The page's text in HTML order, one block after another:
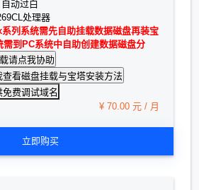
动过白
处理器
列系统需先自助挂载数据磁盘再装宝
需到PC系统中自助创建数据磁盘分
免费调试域名
¥ 70.00 元 / 月
立即购买